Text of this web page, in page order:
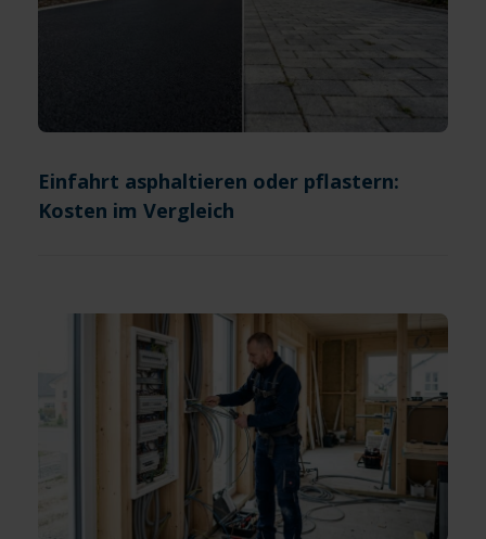
Einfahrt asphaltieren oder pflastern:
Kosten im Vergleich